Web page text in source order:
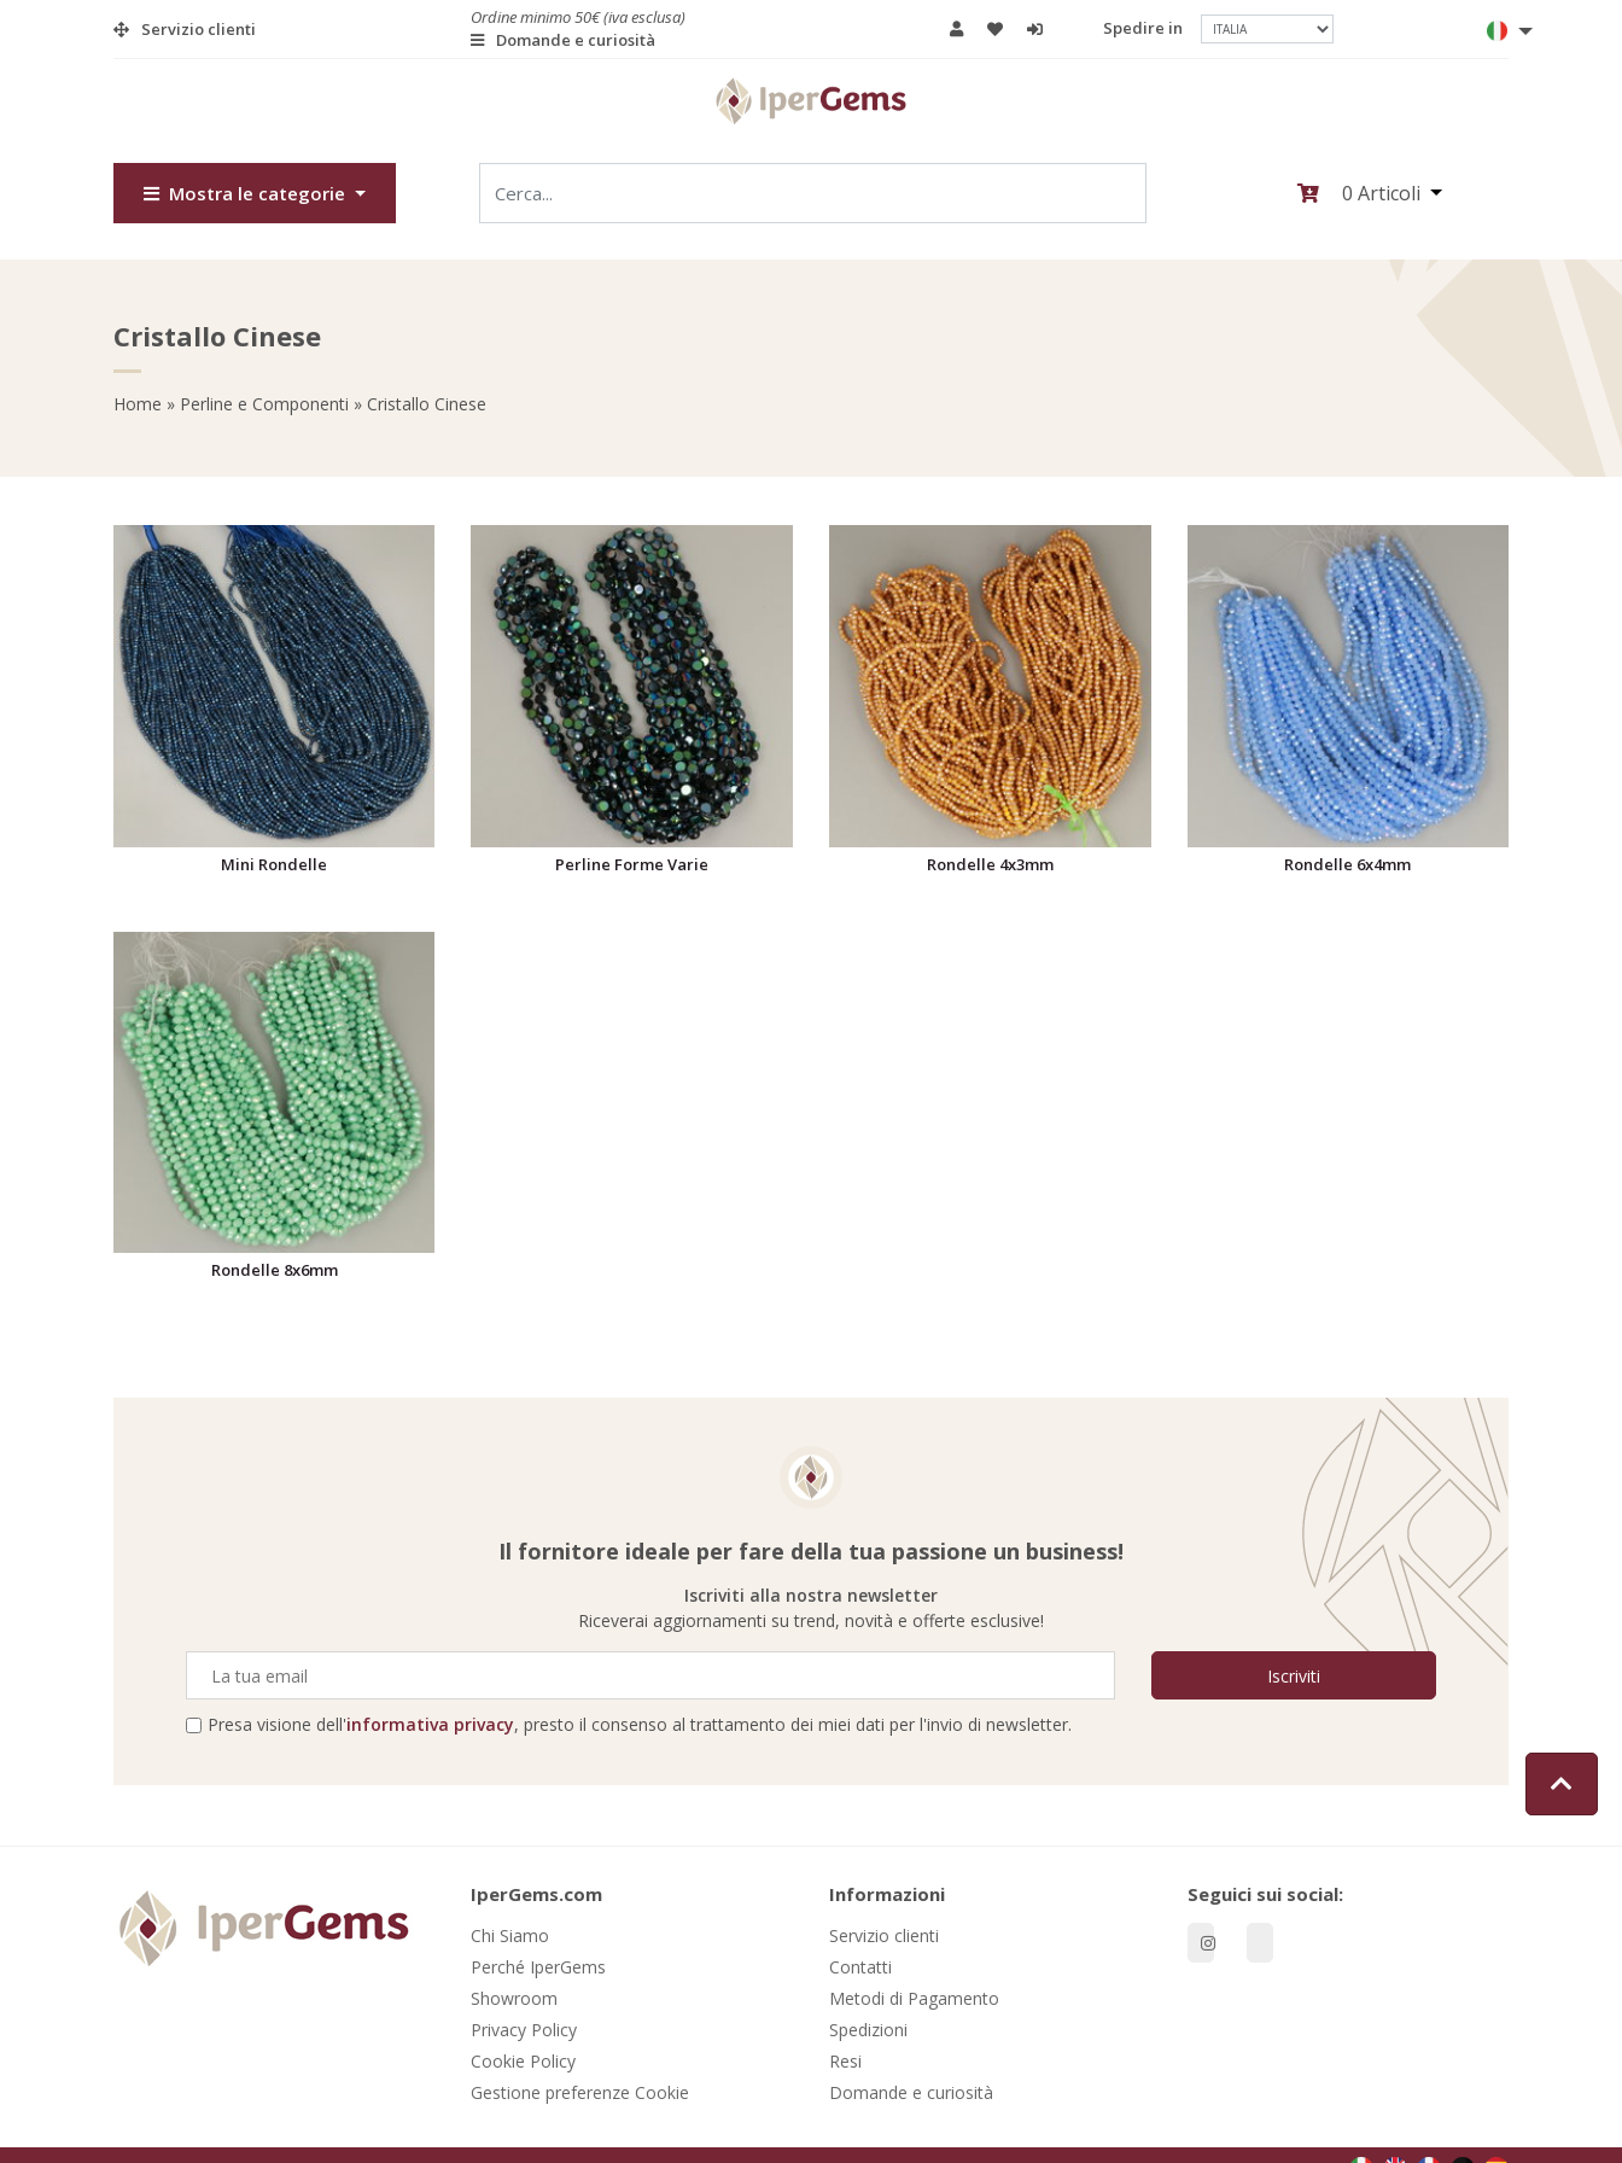
Servizio clienti
Ordine minimo 50€ (iva esclusa)
Domande e curiosità
Spedire in
Mostra le categorie 0 Articoli
Cristallo Cinese
Home » Perline e Componenti » Cristallo Cinese
Mini Rondelle Perline Forme Varie Rondelle 4x3mm Rondelle 6x4mm
Rondelle 8x6mm
Il fornitore ideale per fare della tua passione un business!
Iscriviti alla nostra newsletter
Riceverai aggiornamenti su trend, novità e offerte esclusive!
Presa visione dell'informativa privacy, presto il consenso al trattamento dei miei dati per l'invio di newsletter.
IperGems.com
Chi Siamo
Perché IperGems
Showroom
Privacy Policy
Cookie Policy
Gestione preferenze Cookie
Informazioni
Servizio clienti
Contatti
Metodi di Pagamento
Spedizioni
Resi
Domande e curiosità
Seguici sui social: